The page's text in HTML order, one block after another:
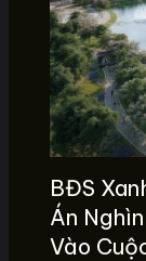
BĐS
Án
Vào